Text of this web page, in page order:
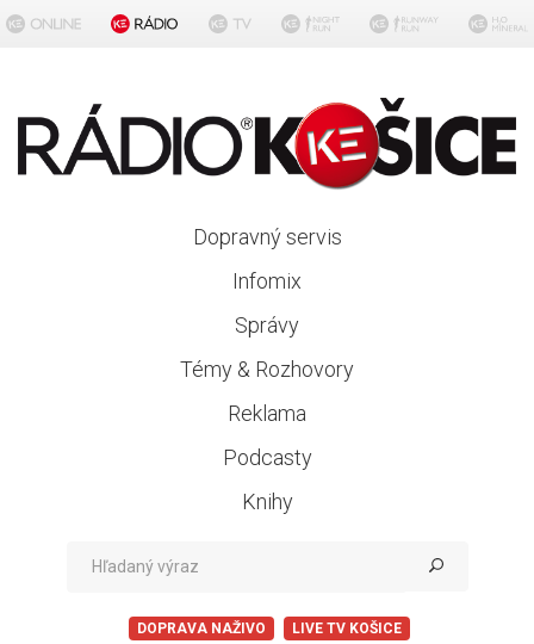
Dopravný servis
Infomix
Správy
Témy & Rozhovory
Reklama
Podcasty
Knihy
DOPRAVA NAŽIVO LIVE TV KOŠICE